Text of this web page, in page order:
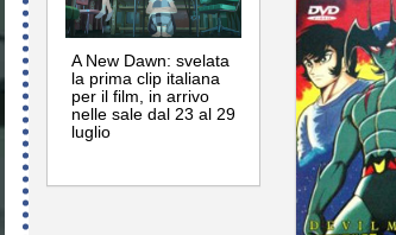
A New Dawn: svelata
la prima clip italiana
per il film, in arrivo
nelle sale dal 23 al 29
luglio